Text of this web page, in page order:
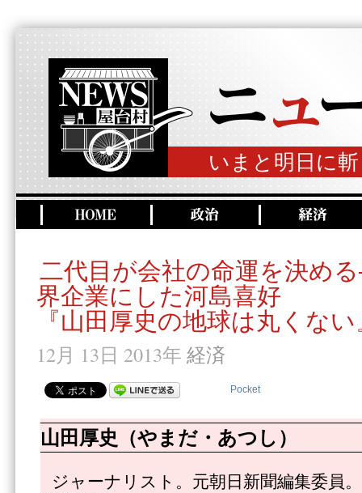
いまと明日に
二代目が会社の命運を決め
界企業にした河島喜好
『山田厚史の地球は丸くな
12月 13日 2013年 経済
Pocket
山田厚史（やまだ・あつし）
ジャーナリスト。元朝日新聞編集委員